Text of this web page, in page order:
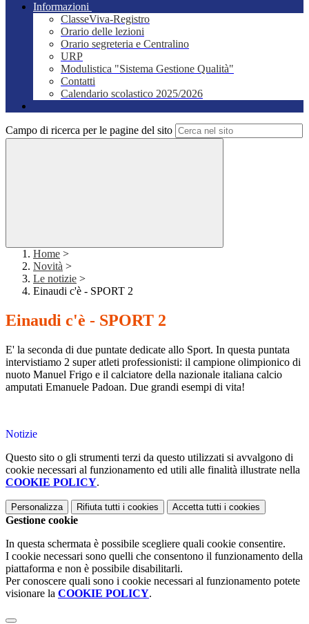
Informazioni
ClasseViva-Registro
Orario delle lezioni
Orario segreteria e Centralino
URP
Modulistica "Sistema Gestione Qualità"
Contatti
Calendario scolastico 2025/2026
Campo di ricerca per le pagine del sito
Home >
Novità >
Le notizie >
Einaudi c'è - SPORT 2
Einaudi c'è - SPORT 2
E' la seconda di due puntate dedicate allo Sport. In questa puntata
intervistiamo 2 super atleti professionisti: il campione olimpionico di
nuoto Manuel Frigo e il calciatore della nazionale italiana calcio
amputati Emanuele Padoan. Due grandi esempi di vita!
Notizie
Questo sito o gli strumenti terzi da questo utilizzati si avvalgono di
cookie necessari al funzionamento ed utili alle finalità illustrate nella
COOKIE POLICY.
Personalizza Rifiuta tutti i cookies Accetta tutti i cookies
Gestione cookie
In questa schermata è possibile scegliere quali cookie consentire.
I cookie necessari sono quelli che consentono il funzionamento della
piattaforma e non è possibile disabilitarli.
Per conoscere quali sono i cookie necessari al funzionamento potete
visionare la COOKIE POLICY.